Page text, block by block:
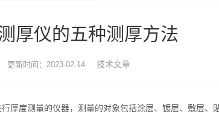
厚仪的五种测厚方法
更新时间：2023-02-14 技术文章
度测量的仪器，测量的对象包括涂层、镀层、敷层、